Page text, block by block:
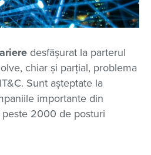
desfășurat la parterul
chiar și parțial, problema
Sunt așteptate la
importante din
2000 de posturi